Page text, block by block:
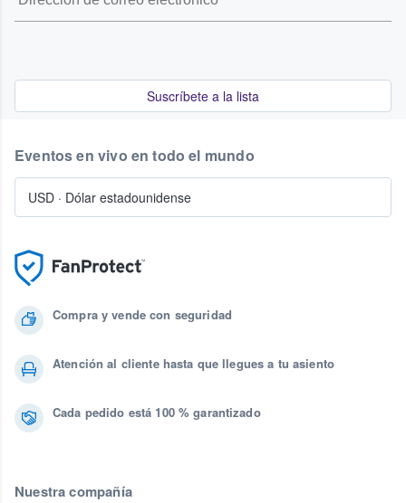
Suscríbete a la lista
Compra y vende con seguridad
Atención al cliente hasta que llegues a tu asiento
Cada pedido está 100 % garantizado
Nuestra compañía
Eventos en vivo en todo el mundo
USD · Dólar estadounidense